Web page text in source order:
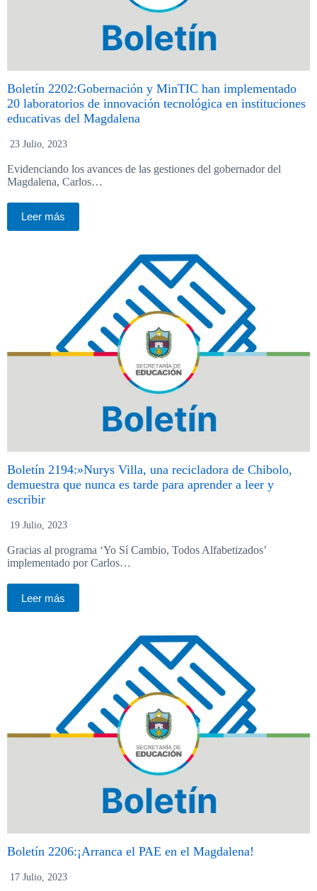
Boletín 2202:Gobernación y MinTIC han implementado
20 laboratorios de innovación tecnológica en instituciones
educativas del Magdalena
23 Julio, 2023
Evidenciando los avances de las gestiones del gobernador del
Magdalena, Carlos…
Leer más
Boletín 2194:»Nurys Villa, una recicladora de Chibolo,
demuestra que nunca es tarde para aprender a leer y
escribir
19 Julio, 2023
Gracias al programa ‘Yo Sí Cambio, Todos Alfabetizados’
implementado por Carlos…
Leer más
Boletín 2206:¡Arranca el PAE en el Magdalena!
17 Julio, 2023